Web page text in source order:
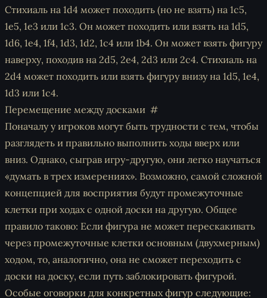
Стихиаль на 1d4 может походить (но не взять) на 1c5,
1e5, 1e3 или 1c3. Он может походить или взять на 1d5,
1d6, 1e4, 1f4, 1d3, 1d2, 1c4 или 1b4. Он может взять фигуру
наверху, походив на 2d5, 2e4, 2d3 или 2c4. Стихиаль на
2d4 может походить или взять фигуру внизу на 1d5, 1e4,
1d3 или 1c4.
Перемещение между досками
Поначалу у игроков могут быть трудности с тем, чтобы
разглядеть и правильно выполнить ходы вверх или
вниз. Однако, сыграв игру-другую, они легко научаться
«думать в трех измерениях». Возможно, самой сложной
концепцией для восприятия будут промежуточные
клетки при ходах с одной доски на другую. Общее
правило таково: Если фигура не может перескакивать
через промежуточные клетки основным (двухмерным)
ходом, то, аналогично, она не сможет переходить с
доски на доску, если путь заблокировать фигурой.
Особые оговорки для конкретных фигур следующие: